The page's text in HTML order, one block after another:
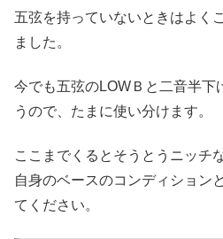
五弦を持っていないときはよく
ました。
今でも五弦のLOWＢと二音半下
うので、たまに使い分けます。
ここまでくるとそうとうニッチ
自身のベースのコンディション
てください。